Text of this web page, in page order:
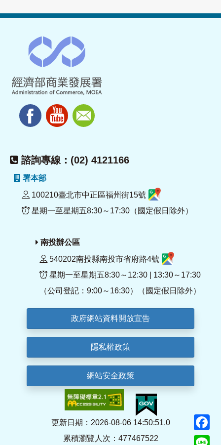
諮詢專線：(02) 4121166
署本部
100210臺北市中正區福州街15號
星期一至星期五8:30～17:30（國定假日除外）
南投辦公區
540202南投縣南投市省府路4號
星期一至星期五8:30～12:30 | 13:30～17:30
（公司登記：9:00～16:30）（國定假日除外）
政府網站資料開放宣告
隱私權政策
網站安全政策
更新日期：2026-08-06 14:50:51.0
累積瀏覽人次：477467522